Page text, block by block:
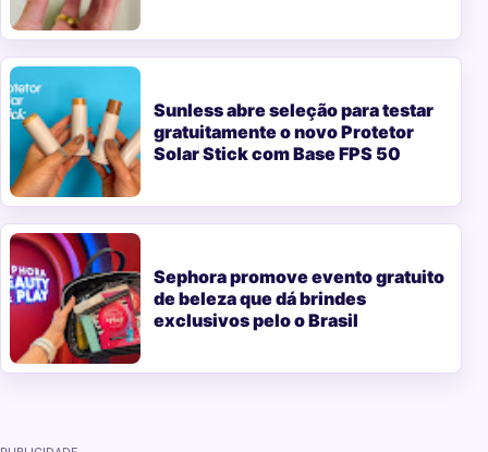
Sunless abre seleção para testar
gratuitamente o novo Protetor
Solar Stick com Base FPS 50
Sephora promove evento gratuito
de beleza que dá brindes
exclusivos pelo o Brasil